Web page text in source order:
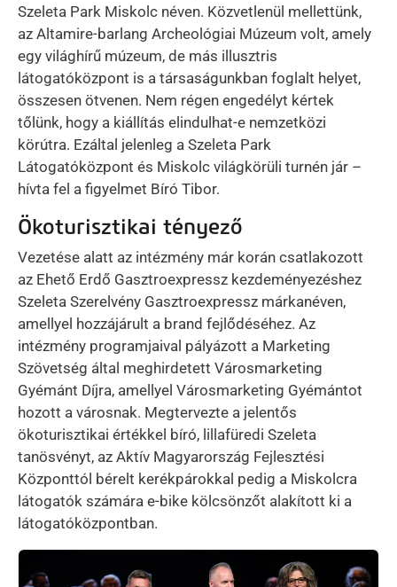
Szeleta Park Miskolc néven. Közvetlenül mellettünk,
az Altamire-barlang Archeológiai Múzeum volt, amely
egy világhírű múzeum, de más illusztris
látogatóközpont is a társaságunkban foglalt helyet,
összesen ötvenen. Nem régen engedélyt kértek
tőlünk, hogy a kiállítás elindulhat-e nemzetközi
körútra. Ezáltal jelenleg a Szeleta Park
Látogatóközpont és Miskolc világkörüli turnén jár –
hívta fel a figyelmet Bíró Tibor.
Ökoturisztikai tényező
Vezetése alatt az intézmény már korán csatlakozott
az Ehető Erdő Gasztroexpressz kezdeményezéshez
Szeleta Szerelvény Gasztroexpressz márkanéven,
amellyel hozzájárult a brand fejlődéséhez. Az
intézmény programjaival pályázott a Marketing
Szövetség által meghirdetett Városmarketing
Gyémánt Díjra, amellyel Városmarketing Gyémántot
hozott a városnak. Megtervezte a jelentős
ökoturisztikai értékkel bíró, lillafüredi Szeleta
tanösvényt, az Aktív Magyarország Fejlesztési
Központtól bérelt kerékpárokkal pedig a Miskolcra
látogatók számára e-bike kölcsönzőt alakított ki a
látogatóközpontban.
Kép